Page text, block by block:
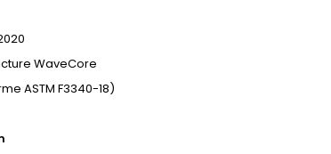
WaveCore
ASTM F3340-18)